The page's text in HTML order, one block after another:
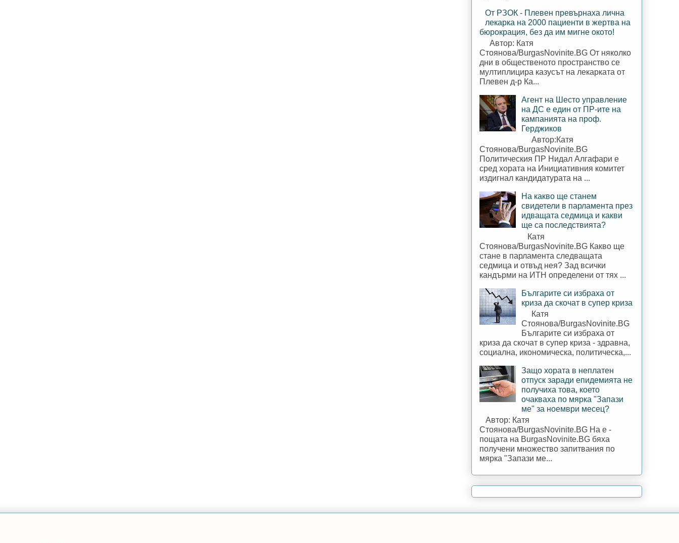
От РЗОК - Плевен превърнаха лична
лекарка на 2000 пациенти в жертва на
бюрокрация, без да им мигне окото!
Автор: Катя
Стоянова/BurgasNovinite.BG От няколко
дни в общественото пространство се
мултиплицира казусът на лекарката от
Плевен д-р Ка...
Агент на Шесто управление
на ДС е един от ПР-ите на
кампанията на проф.
Герджиков
Автор:Катя
Стоянова/BurgasNovinite.BG
Политическия ПР Нидал Алгафари е
сред хората на Инициативния комитет
издигнал кандидатурата на ...
На какво ще станем
свидетели в парламента през
идващата седмица и какви
ще са последствията?
Катя
Стоянова/BurgasNovinite.BG Какво ще
стане в парламента следващата
седмица и отвъд нея? Зад всички
кандърми на ИТН определени от тях ...
Българите си избраха от
криза да скочат в супер криза
Катя
Стоянова/BurgasNovinite.BG
Българите си избраха от
криза да скочат в супер криза - здравна,
социална, икономическа, политическа,...
Защо хората в неплатен
отпуск заради епидемията не
получиха това, което
очакваха по мярка "Запази
ме" за ноември месец?
Автор: Катя
Стоянова/BurgasNovinite.BG На е -
пощата на BurgasNovinite.BG бяха
получени множество запитвания по
мярка "Запази ме...